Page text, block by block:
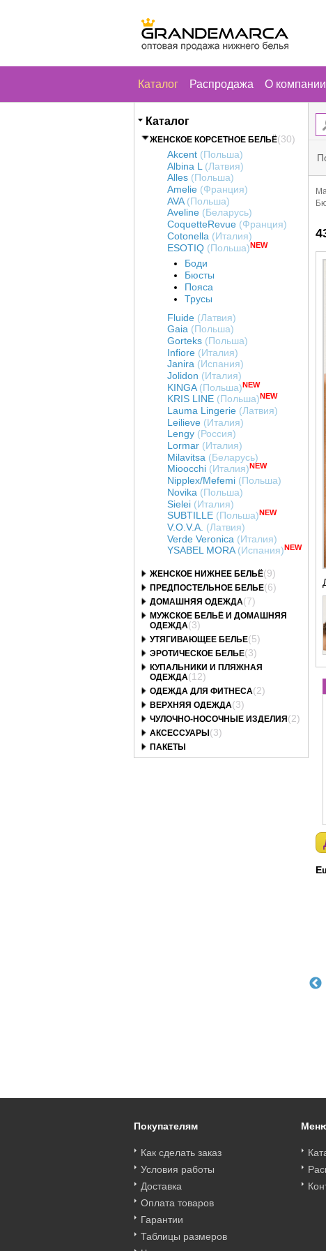
Каталог Распродажа О компании
Каталог
ЖЕНСКОЕ КОРСЕТНОЕ БЕЛЬЁ(30)
Akcent (Польша)
Albina L (Латвия)
Alles (Польша)
Amelie (Франция)
AVA (Польша)
Aveline (Беларусь)
CoquetteRevue (Франция)
Cotonella (Италия)
ESOTIQ (Польша)NEW
Боди
Бюсты
Пояса
Трусы
Fluide (Латвия)
Gaia (Польша)
Gorteks (Польша)
Infiore (Италия)
Janira (Испания)
Jolidon (Италия)
KINGA (Польша)NEW
KRIS LINE (Польша) NEW
Lauma Lingerie (Латвия)
Leilieve (Италия)
Lengy (Россия)
Lormar (Италия)
Milavitsa (Беларусь)
Mioocchi (Италия) NEW
Nipplex/Mefemi (Польша)
Novika (Польша)
Sielei (Италия)
SUBTILLE (Польша)NEW
V.O.V.A. (Латвия)
Verde Veronica (Италия)
YSABEL MORA(Испания) NEW
ЖЕНСКОЕ НИЖНЕЕ БЕЛЬЁ(9)
ПРЕДПОСТЕЛЬНОЕ БЕЛЬЕ(6)
ДОМАШНЯЯ ОДЕЖДА(7)
МУЖСКОЕ БЕЛЬЁ И ДОМАШНЯЯ
ОДЕЖДА(3)
УТЯГИВАЮЩЕЕ БЕЛЬЕ(5)
ЭРОТИЧЕСКОЕ БЕЛЬЕ(3)
КУПАЛЬНИКИ И ПЛЯЖНАЯ
ОДЕЖДА(12)
ОДЕЖДА ДЛЯ ФИТНЕСА(2)
ВЕРХНЯЯ ОДЕЖДА(3)
ЧУЛОЧНО-НОСОЧНЫЕ ИЗДЕЛИЯ (2)
АКСЕССУАРЫ (3)
ПАКЕТЫ
Покупателям
Как сделать заказ
Условия работы
Доставка
Оплата товаров
Гарантии
Таблицы размеров